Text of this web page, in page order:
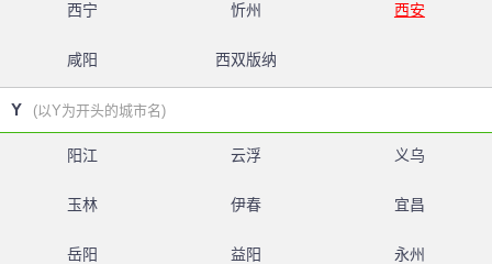
西宁 忻州 西安
咸阳 西双版纳
Y (以Y为开头的城市名)
阳江 云浮 义乌
玉林 伊春 宜昌
岳阳 益阳 永州